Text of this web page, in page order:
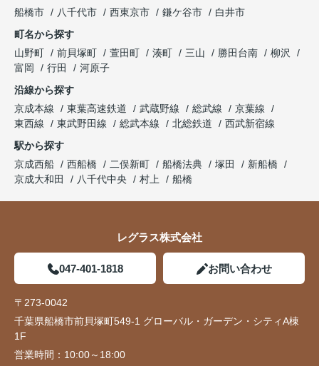
船橋市
八千代市 西東京市 鎌ケ谷市
白井市
町名から探す
山野町
前貝塚町 萱田町 湊町 三山 勝田台南
柳沢
富岡
行田
河原子
沿線から探す
京成本線
東葉高速鉄道 武蔵野線 総武線
京葉線
東西線
東武野田線 総武本線 北総鉄道
西武新宿線
駅から探す
京成西船
西船橋 二俣新町 船橋法典 塚田
新船橋
京成大和田
八千代中央 村上 船橋
レグラス株式会社
047-401-1818 お問い合わせ
〒273-0042
千葉県船橋市前貝塚町549-1 グローバル・ガーデン・シティA棟
1F
営業時間： 10:00～18:00